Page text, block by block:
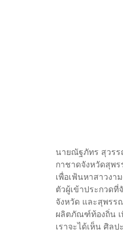
นายณัฐภัทร สุวร
กาชาดจังหวัดสุพ
เพื่อเฟ้นหาสาวงา
ตัวผู้เข้าประกวดที่
จังหวัด และสุพรร
ผลิตภัณฑ์ท้องถิ่น เ
เราจะได้เห็น ศิล